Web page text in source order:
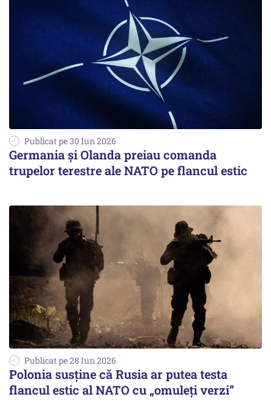
Publicat pe 30 Iun 2026
Germania și Olanda preiau comanda
trupelor terestre ale NATO pe flancul estic
Publicat pe 28 Iun 2026
Polonia susține că Rusia ar putea testa
flancul estic al NATO cu „omuleți verzi”